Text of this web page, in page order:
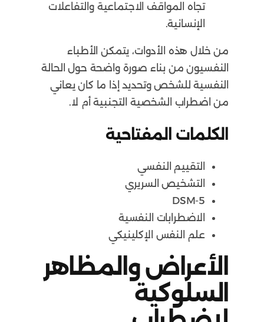
تجاه المواقف الاجتماعية والتفاعلات
الإنسانية.
من خلال هذه الأدوات، يتمكن الأطباء
النفسيون من بناء صورة واضحة حول الحالة
النفسية للشخص وتحديد إذا ما كان يعاني
من اضطراب الشخصية التجنبية أم لا.
الكلمات المفتاحية
التقييم النفسي
التشخيص السريري
DSM-5
الاضطرابات النفسية
علم النفس الإكلينيكي
الأعراض والمظاهر
السلوكية